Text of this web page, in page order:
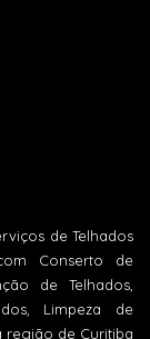
de Telhados
Conserto de
de Telhados,
Limpeza de
região de Curitiba